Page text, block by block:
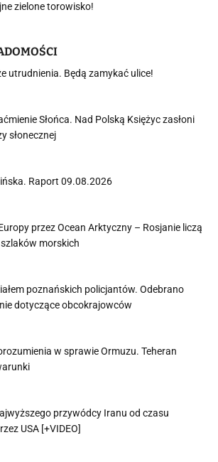
zielone torowisko!
utrudnienia. Będą zamykać ulice!
Słońca. Nad Polską Księżyc zasłoni
słonecznej
Raport 09.08.2026
przez Ocean Arktyczny – Rosjanie liczą
morskich
poznańskich policjantów. Odebrano
dotyczące obcokrajowców
w sprawie Ormuzu. Teheran
przywódcy Iranu od czasu
USA [+VIDEO]